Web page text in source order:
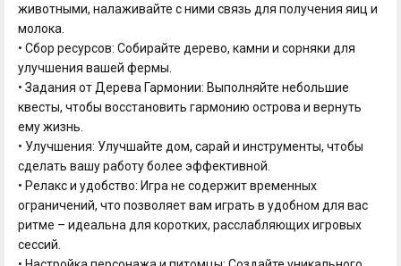
животными, налаживайте с ними связь для получения яиц и
молока.
• Сбор ресурсов: Собирайте дерево, камни и сорняки для
улучшения вашей фермы.
• Задания от Дерева Гармонии: Выполняйте небольшие
квесты, чтобы восстановить гармонию острова и вернуть
ему жизнь.
• Улучшения: Улучшайте дом, сарай и инструменты, чтобы
сделать вашу работу более эффективной.
• Релакс и удобство: Игра не содержит временных
ограничений, что позволяет вам играть в удобном для вас
ритме – идеальна для коротких, расслабляющих игровых
сессий.